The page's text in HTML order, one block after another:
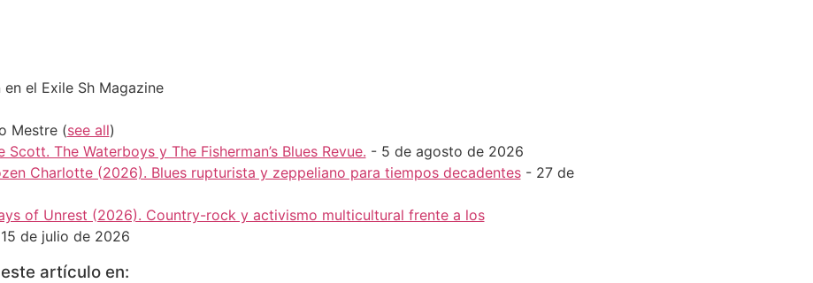
el Exile Sh Magazine
Mestre (see all)
Scott. The Waterboys y The Fisherman’s Blues Revue. - 5 de agosto de 2026
Charlotte (2026). Blues rupturista y zeppeliano para tiempos decadentes- 27 de
of Unrest (2026). Country-rock y activismo multicultural frente a los
de julio de 2026
artículo en: